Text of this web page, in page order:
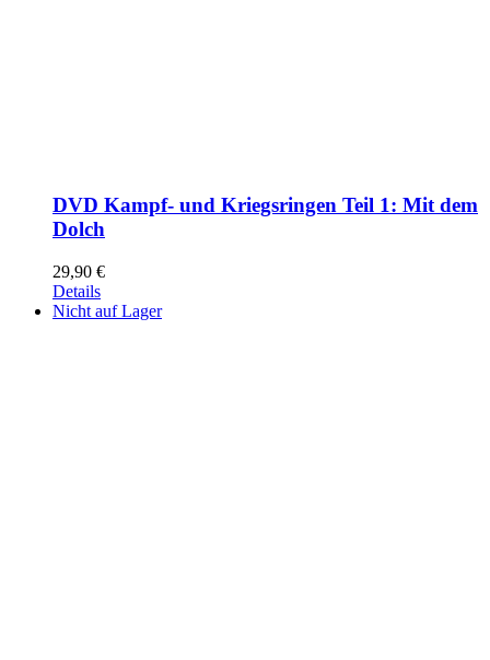
DVD Kampf- und Kriegsringen Teil 1: Mit dem
Dolch
29,90 €
Details
Nicht auf Lager